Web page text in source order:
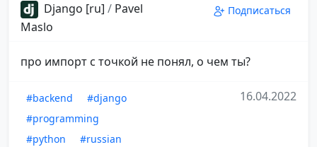
Django [ru] / Pavel
Maslo
Подписаться
про импорт с точкой не понял, о чем ты?
#backend
#django
#programming
#python
#russian
16.04.2022